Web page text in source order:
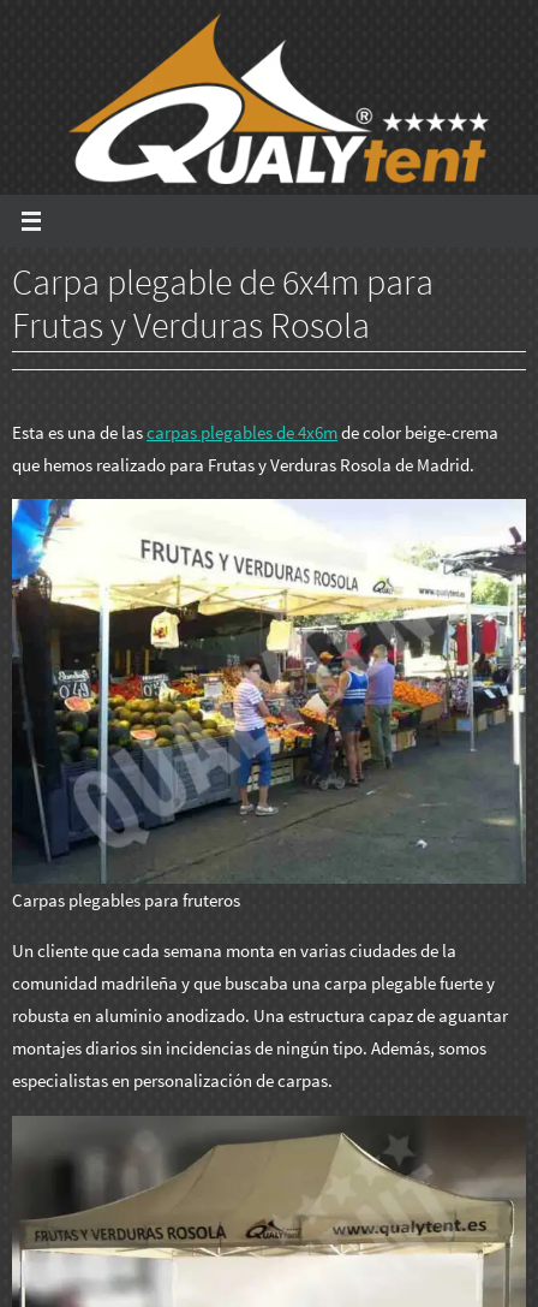
Carpa plegable de 6x4m para
Frutas y Verduras Rosola
Esta es una de lascarpas plegables de 4x6mde color beige-crema
que hemos realizado para Frutas y Verduras Rosola de Madrid.
Carpas plegables para fruteros
Un cliente que cada semana monta en varias ciudades de la
comunidad madrileña y que buscaba una carpa plegable fuerte y
robusta en aluminio anodizado. Una estructura capaz de aguantar
montajes diarios sin incidencias de ningún tipo. Además, somos
especialistas en personalización de carpas.